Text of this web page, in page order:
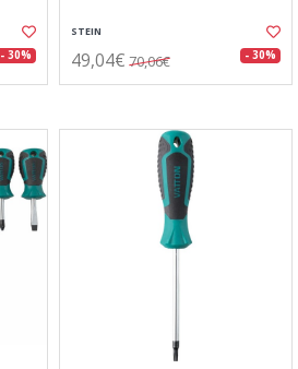
- 30%
STEIN
49,04€ 70,06€ - 30%